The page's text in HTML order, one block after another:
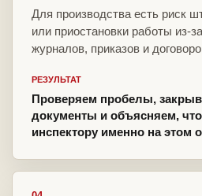
Для производства есть риск
или приостановки работы из-
журналов, приказов и
РЕЗУЛЬТАТ
Проверяем пробелы,
документы и объясняем,
инспектору именно на этом